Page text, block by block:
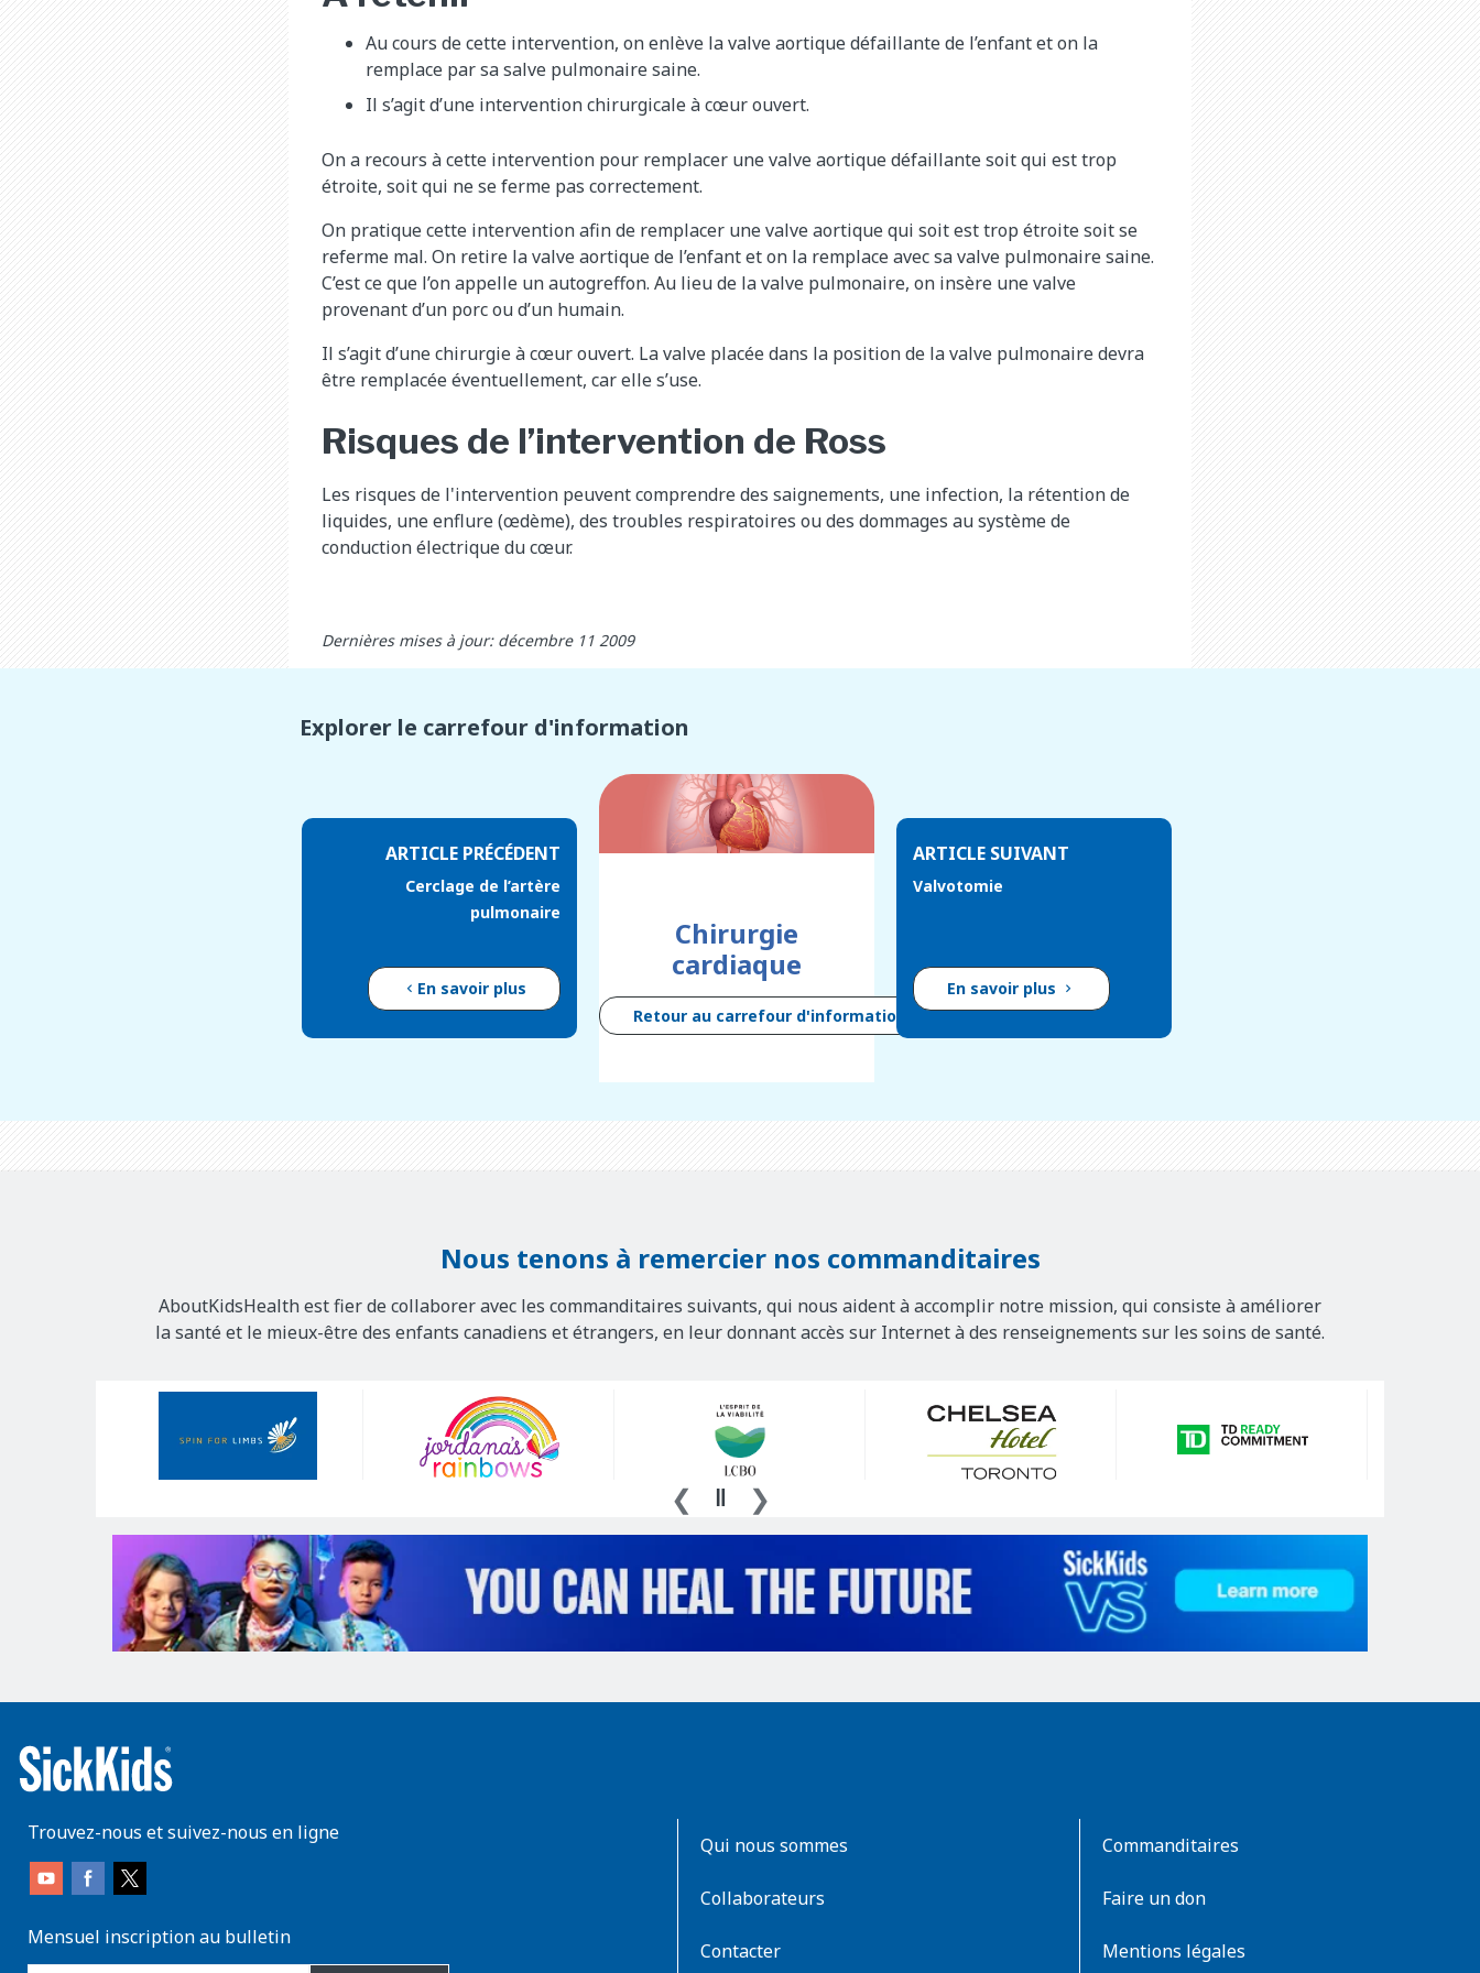
Au cours de cette intervention, on enlève la valve aortique défaillante de l’enfant et on la
remplace par sa salve pulmonaire saine.
Il s’agit d’une intervention chirurgicale à cœur ouvert.
On a recours à cette intervention pour remplacer une valve aortique défaillante soit qui est trop
étroite, soit qui ne se ferme pas correctement.
On pratique cette intervention afin de remplacer une valve aortique qui soit est trop étroite soit se
referme mal. On retire la valve aortique de l’enfant et on la remplace avec sa valve pulmonaire saine.
C’est ce que l’on appelle un autogreffon. Au lieu de la valve pulmonaire, on insère une valve
provenant d’un porc ou d’un humain.
Il s’agit d’une chirurgie à cœur ouvert. La valve placée dans la position de la valve pulmonaire devra
être remplacée éventuellement, car elle s’use.
Risques de l’intervention de Ross
Les risques de l'intervention peuvent comprendre des saignements, une infection, la rétention de
liquides, une enflure (œdème), des troubles respiratoires ou des dommages au système de
conduction électrique du cœur.
Dernières mises à jour: décembre 11 2009
Explorer le carrefour d'information
ARTICLE PRÉCÉDENT
Cerclage de l’artère
pulmonaire
En savoir plus
Chirurgie
cardiaque
Retour au carrefour d'information
ARTICLE SUIVANT
Valvotomie
En savoir plus
Nous tenons à remercier nos commanditaires
AboutKidsHealth est fier de collaborer avec les commanditaires suivants, qui nous aident à accomplir notre mission, qui consiste à améliorer
la santé et le mieux-être des enfants canadiens et étrangers, en leur donnant accès sur Internet à des renseignements sur les soins de santé.
Trouvez-nous et suivez-nous en ligne
Mensuel inscription au bulletin
enter
Qui nous sommes
Collaborateurs
Contacter
Commanditaires
Faire un don
Mentions légales